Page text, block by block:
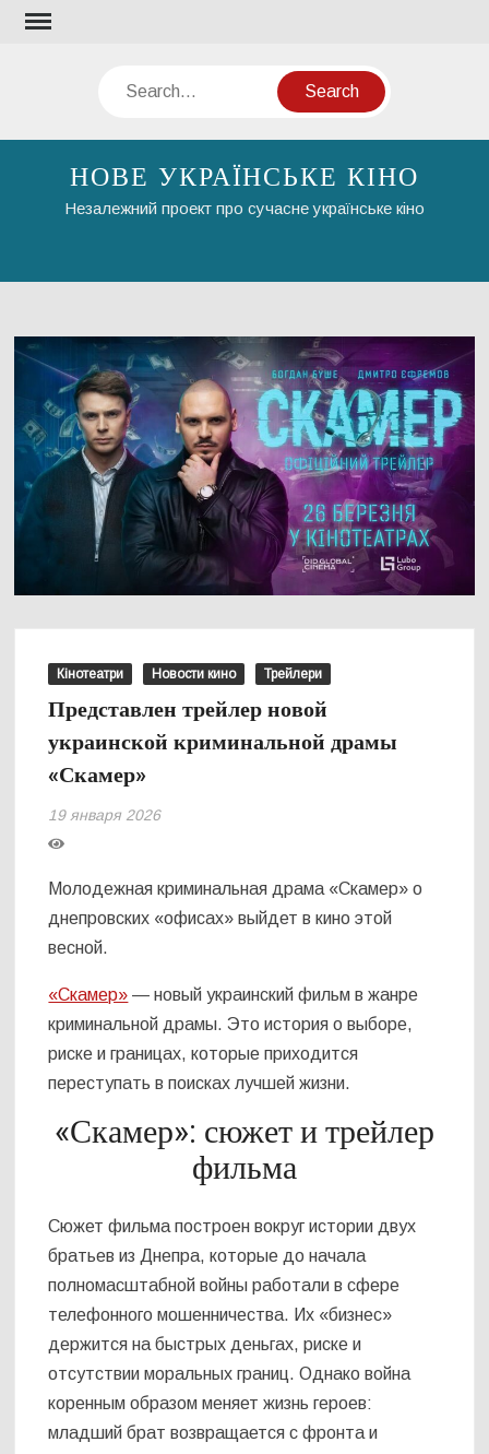
Skip
Search
НОВЕ УКРАЇНСЬКЕ КІНО
Незалежний проект про сучасне українське кіно
Кінотеатри Новости кино Трейлери
Представлен трейлер новой
украинской криминальной драмы
«Скамер»
19 января 2026
Молодежная криминальная драма «Скамер» о
днепровских «офисах» выйдет в кино этой
весной.
«Скамер» — новый украинский фильм в жанре
криминальной драмы. Это история о выборе,
риске и границах, которые приходится
переступать в поисках лучшей жизни.
«Скамер»: сюжет и трейлер
фильма
Сюжет фильма построен вокруг истории двух
братьев из Днепра, которые до начала
полномасштабной войны работали в сфере
телефонного мошенничества. Их «бизнес»
держится на быстрых деньгах, риске и
отсутствии моральных границ. Однако война
коренным образом меняет жизнь героев:
младший брат возвращается с фронта и